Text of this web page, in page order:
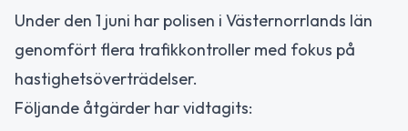
Under den 1 juni har polisen i Västernorrlands län
genomfört flera trafikkontroller med fokus på
hastighetsöverträdelser.
Följande åtgärder har vidtagits: